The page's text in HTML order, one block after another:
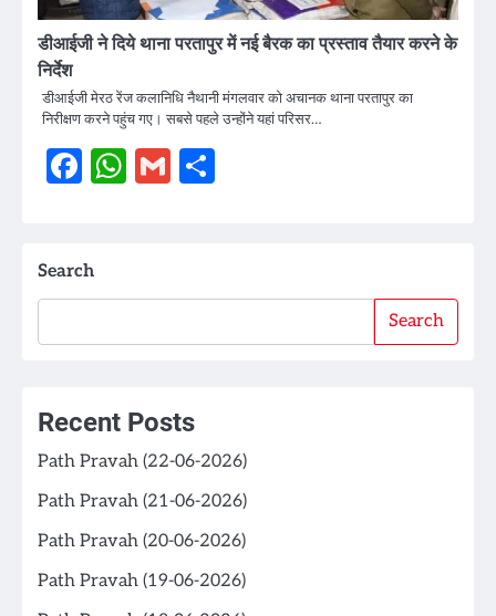
डीआईजी ने दिये थाना परतापुर में नई बैरक का प्रस्ताव तैयार करने के
​निर्देश
डीआईजी मेरठ रेंज कलानिधि नैथानी मंगलवार को अचानक थाना परतापुर का
निरीक्षण करने पहुंच गए। सबसे पहले उन्होंने यहां परिसर…
Facebook
WhatsApp
Gmail
Search
Search
Recent Posts
Path Pravah (22-06-2026)
Path Pravah (21-06-2026)
Path Pravah (20-06-2026)
Path Pravah (19-06-2026)